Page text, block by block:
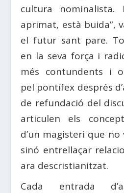
cultura nominalista.
aprimat, està buida”,
el futur sant pare.
en la seva força i
més contundents i
pel pontífex després
de refundació del
articulen els
d’un magisteri que
sinó entrellaçar
ara descristianitzat.
Cada entrada